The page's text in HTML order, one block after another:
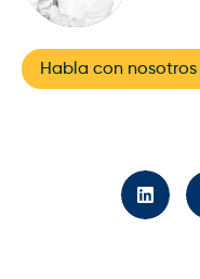
Habla con nosotros